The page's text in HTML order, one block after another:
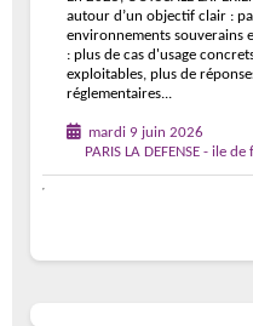
autour d’un objectif clair :
environnements souverains
: plus de cas d'usage
exploitables, plus de
réglementaires...
mardi 9 juin 2026
PARIS LA DEFENSE - ile de